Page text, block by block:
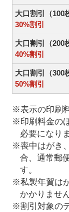
大口割引（100
30%割引
大口割引（200
40%割引
大口割引（300
50%割引
※表示の印刷
※印刷料金の
必要になり
※喪中はがき
合、通常郵
す。
※私製年賀は
かかりません
※割引対象の